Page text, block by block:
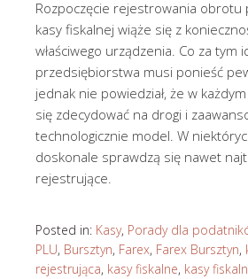
Rozpoczęcie rejestrowania obrotu
kasy fiskalnej wiąże się z
właściwego urządzenia. Co za tym
przedsiębiorstwa musi ponieść
jednak nie powiedział, że w
się zdecydować na drogi i
technologicznie model. W
doskonale sprawdzą się nawet
rejestrujące.
Posted in: Kasy, Porady dla
PLU, Bursztyn, Farex, Farex Bursztyn,
rejestrująca, kasy fiskalne, kasy